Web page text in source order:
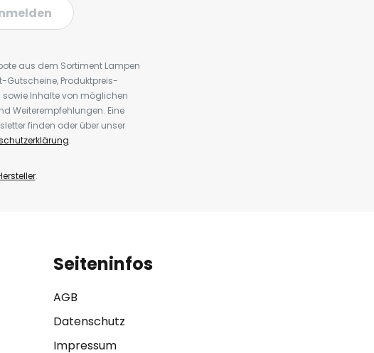
aus dem Sortiment Lampen
Gutscheine, Produktpreis-
Inhalte von möglichen
Weiterempfehlungen. Eine
finden oder über unser
.
.
Seiteninfos
AGB
Datenschutz
Impressum